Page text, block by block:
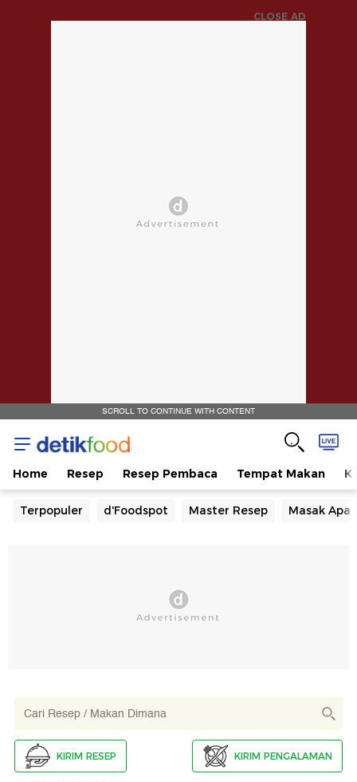
CLOSE AD
SCROLL TO CONTINUE WITH CONTENT
Home Resep Resep Pembaca Tempat Makan
Terpopuler d'Foodspot Master Resep Masak Apa
KIRIM RESEP KIRIM PENGALAMAN